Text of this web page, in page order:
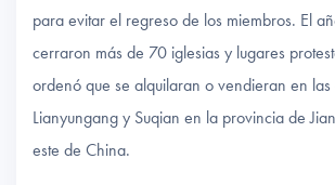
para evitar el regreso de los miembros. El
cerraron más de 70 iglesias y lugares
ordenó que se alquilaran o vendieran en las
Lianyungang y Suqian en la provincia de
este de China.